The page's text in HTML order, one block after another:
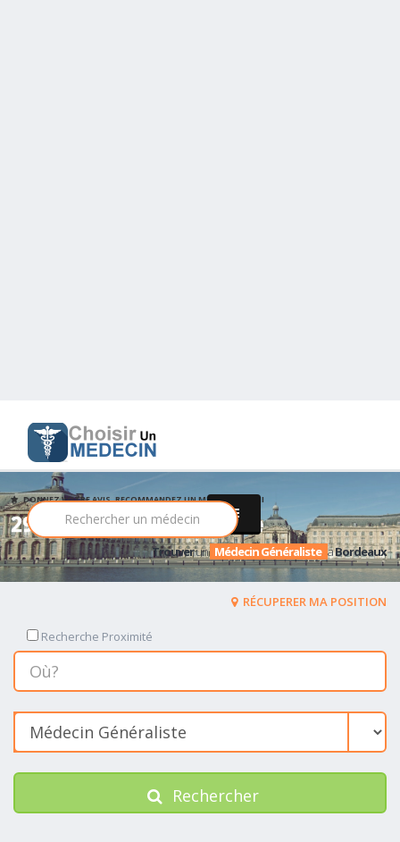
291 Médecin Généraliste
DONNEZ VOTRE AVIS, RECOMMANDEZ UN MEDECIN PARMI
Trouverun Médecin Généraliste aBordeaux
RÉCUPERER MA POSITION
Recherche Proximité
Rechercher